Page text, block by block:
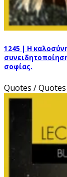
1245 | Η
σοφίας.
Quotes /